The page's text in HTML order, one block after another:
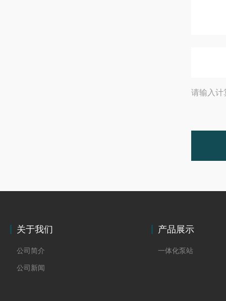
请输入计
关于我们
公司简介
公司新闻
产品展示
一体化泵站